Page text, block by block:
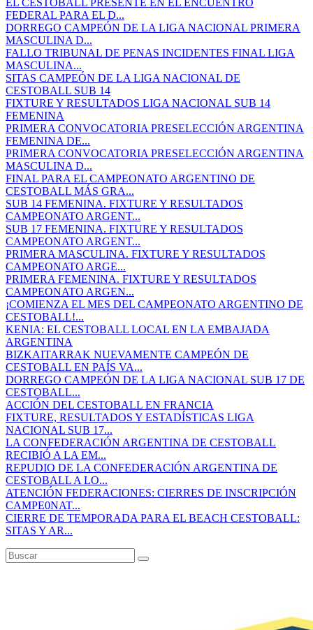
FEDERAL PARA EL D...
DORREGO CAMPEÓN DE LA LIGA NACIONAL PRIMERA
MASCULINA D...
FALLO TRIBUNAL DE PENAS INCIDENTES FINAL LIGA
MASCULINA...
SITAS CAMPEÓN DE LA LIGA NACIONAL DE
CESTOBALL SUB 14
FIXTURE Y RESULTADOS LIGA NACIONAL SUB 14
FEMENINA
PRIMERA CONVOCATORIA PRESELECCIÓN ARGENTINA
FEMENINA DE...
PRIMERA CONVOCATORIA PRESELECCIÓN ARGENTINA
MASCULINA D...
FINAL PARA EL CAMPEONATO ARGENTINO DE
CESTOBALL MÁS GRA...
SUB 14 FEMENINA. FIXTURE Y RESULTADOS
CAMPEONATO ARGENT...
SUB 17 FEMENINA. FIXTURE Y RESULTADOS
CAMPEONATO ARGENT...
PRIMERA MASCULINA. FIXTURE Y RESULTADOS
CAMPEONATO ARGE...
PRIMERA FEMENINA. FIXTURE Y RESULTADOS
CAMPEONATO ARGEN...
¡COMIENZA EL MES DEL CAMPEONATO ARGENTINO DE
CESTOBALL!...
KENIA: EL CESTOBALL LOCAL EN LA EMBAJADA
ARGENTINA
BIZKAITARRAK NUEVAMENTE CAMPEÓN DE
CESTOBALL EN PAÍS VA...
DORREGO CAMPEÓN DE LA LIGA NACIONAL SUB 17 DE
CESTOBALL...
ACCIÓN DEL CESTOBALL EN FRANCIA
FIXTURE, RESULTADOS Y ESTADÍSTICAS LIGA
NACIONAL SUB 17...
LA CONFEDERACIÓN ARGENTINA DE CESTOBALL
RECIBIÓ A LA EM...
REPUDIO DE LA CONFEDERACIÓN ARGENTINA DE
CESTOBALL A LO...
ATENCIÓN FEDERACIONES: CIERRES DE INSCRIPCIÓN
CAMPE0NAT...
CIERRE DE TEMPORADA PARA EL BEACH CESTOBALL:
SITAS Y AR...